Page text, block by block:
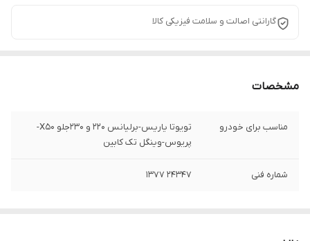
گارانتی اصالت و سلامت فیزیکی کالا
مشخصات
مناسب برای خودرو
تویوتا یاریس-برلیانس 220 و 230جلو X50-
پریوس-وینگل تک کابین
شماره فنی 24347 1377